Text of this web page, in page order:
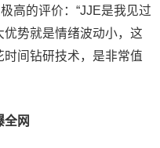
高的评价：“JJE是我见过
势就是情绪波动小，这
间钻研技术，是非常值
全网